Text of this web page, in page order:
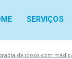
SERVIÇOS
de idoso com